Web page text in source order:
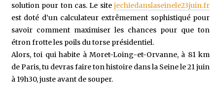
solution pour ton cas. Le sitejechiedanslaseinele23juin.fr
est doté d’un calculateur extrêmement sophistiqué pour
savoir comment maximiser les chances pour que ton
étron frotte les poils du torse présidentiel.
Alors, toi qui habite à Moret-Loing-et-Orvanne, à 81 km
de Paris, tu devras faire ton histoire dans la Seine le 21 juin
à 19h30, juste avant de souper.